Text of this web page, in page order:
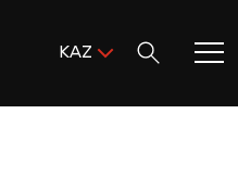
KAZ